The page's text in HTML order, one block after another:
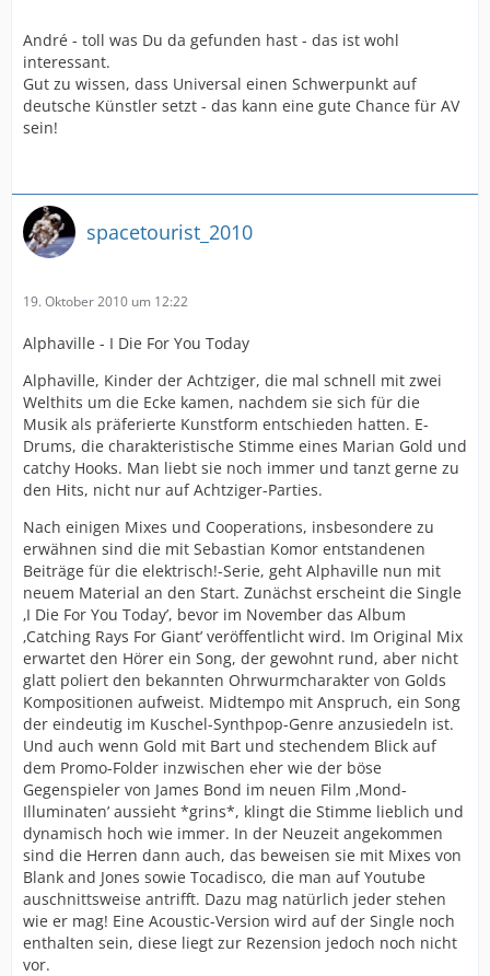
André - toll was Du da gefunden hast - das ist wohl
interessant.
Gut zu wissen, dass Universal einen Schwerpunkt auf
deutsche Künstler setzt - das kann eine gute Chance für AV
sein!
spacetourist_2010
19. Oktober 2010 um 12:22
Alphaville - I Die For You Today
Alphaville, Kinder der Achtziger, die mal schnell mit zwei
Welthits um die Ecke kamen, nachdem sie sich für die
Musik als präferierte Kunstform entschieden hatten. E-
Drums, die charakteristische Stimme eines Marian Gold und
catchy Hooks. Man liebt sie noch immer und tanzt gerne zu
den Hits, nicht nur auf Achtziger-Parties.
Nach einigen Mixes und Cooperations, insbesondere zu
erwähnen sind die mit Sebastian Komor entstandenen
Beiträge für die elektrisch!-Serie, geht Alphaville nun mit
neuem Material an den Start. Zunächst erscheint die Single
‚I Die For You Today’, bevor im November das Album
‚Catching Rays For Giant’ veröffentlicht wird. Im Original Mix
erwartet den Hörer ein Song, der gewohnt rund, aber nicht
glatt poliert den bekannten Ohrwurmcharakter von Golds
Kompositionen aufweist. Midtempo mit Anspruch, ein Song
der eindeutig im Kuschel-Synthpop-Genre anzusiedeln ist.
Und auch wenn Gold mit Bart und stechendem Blick auf
dem Promo-Folder inzwischen eher wie der böse
Gegenspieler von James Bond im neuen Film ‚Mond-
Illuminaten’ aussieht *grins*, klingt die Stimme lieblich und
dynamisch hoch wie immer. In der Neuzeit angekommen
sind die Herren dann auch, das beweisen sie mit Mixes von
Blank and Jones sowie Tocadisco, die man auf Youtube
auschnittsweise antrifft. Dazu mag natürlich jeder stehen
wie er mag! Eine Acoustic-Version wird auf der Single noch
enthalten sein, diese liegt zur Rezension jedoch noch nicht
vor.